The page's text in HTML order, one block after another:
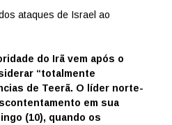
ataques de Israel ao
do Irã vem após o
“totalmente
de Teerã. O líder norte-
em sua
(10), quando os